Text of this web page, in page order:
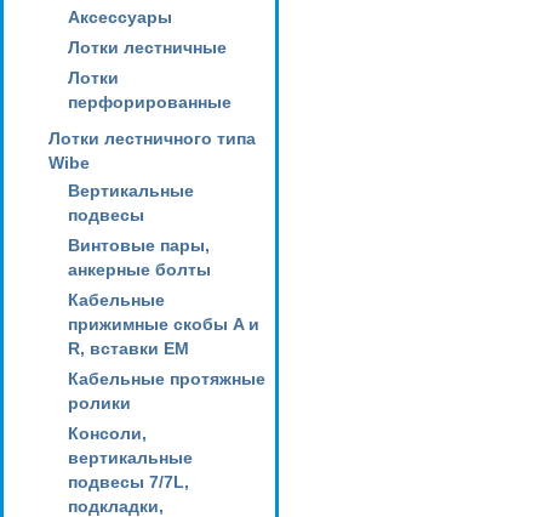
Аксессуары
Лотки лестничные
Лотки
перфорированные
Лотки лестничного типа
Wibe
Вертикальные
подвесы
Винтовые пары,
анкерные болты
Кабельные
прижимные скобы A и
R, вставки EM
Кабельные протяжные
ролики
Консоли,
вертикальные
подвесы 7/7L,
подкладки,